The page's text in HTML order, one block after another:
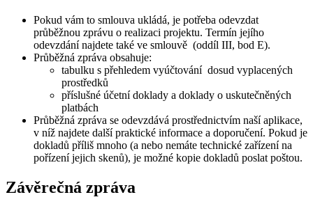
Pokud vám to smlouva ukládá, je potřeba odevzdat
průběžnou zprávu o realizaci projektu. Termín jejího
odevzdání najdete také ve smlouvě (oddíl III, bod E).
Průběžná zpráva obsahuje:
tabulku s přehledem vyúčtování dosud vyplacených
prostředků
příslušné účetní doklady a doklady o uskutečněných
platbách
Průběžná zpráva se odevzdává prostřednictvím naší aplikace,
v níž najdete další praktické informace a doporučení. Pokud je
dokladů příliš mnoho (a nebo nemáte technické zařízení na
pořízení jejich skenů), je možné kopie dokladů poslat poštou.
Závěrečná zpráva